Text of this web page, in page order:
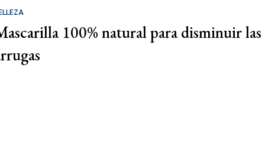
100% natural para disminuir las